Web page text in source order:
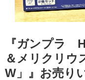
『ガンプラ
＆メリクリウ
W」』お売り